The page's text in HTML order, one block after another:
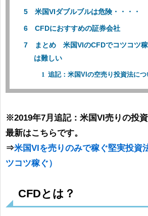
米国VIダブルブルは危険・・・・
CFDにおすすめの証券会社
まとめ 米国VIのCFDでコツコツ
は難しい
追記：米国VIの空売り投資法につ
※2019年7月追記：米国VI売りの投資
最新はこちらです。
⇒米国VIを売りのみで稼ぐ堅実投資
ツコツ稼ぐ）
CFDとは？